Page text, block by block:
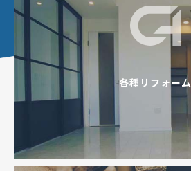
各種リフォーム